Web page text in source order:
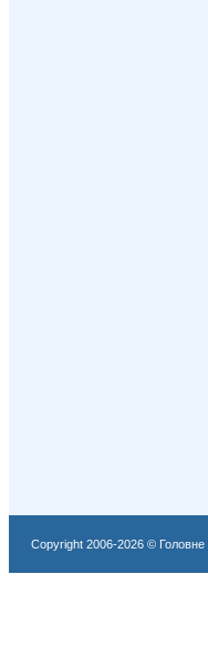
Copyright 2006-2026 © Головне